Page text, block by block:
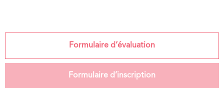
Formulaire d’évaluation
Formulaire d’inscription